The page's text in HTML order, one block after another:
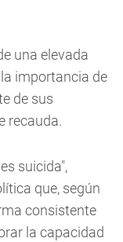
una elevada
importancia de
de sus
recauda.
suicida",
que, según
consistente
la capacidad